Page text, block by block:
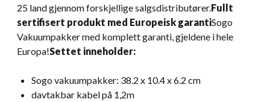
25 land gjennom forskjellige salgsdistributører.Fullt
sertifisert produkt med Europeisk garantiSogo
Vakuumpakker med komplett garanti, gjeldene i hele
Europa!Settet inneholder:
Sogo vakuumpakker: 38.2 x 10.4 x 6.2 cm
davtakbar kabel på 1,2m